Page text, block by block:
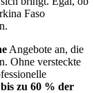
Faso
Angebote an, die
Ohne versteckte
zu 60 % der